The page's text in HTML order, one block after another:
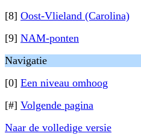
[8] Oost-Vlieland (Carolina)
[9] NAM-ponten
Navigatie
[0] Een niveau omhoog
[#] Volgende pagina
Naar de volledige versie